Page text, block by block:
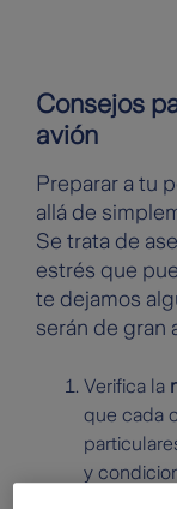
Consejos
avión
Preparar a tu
allá de
Se trata de
estrés que
te dejamos
serán de gran
Verifica la
que cada
y